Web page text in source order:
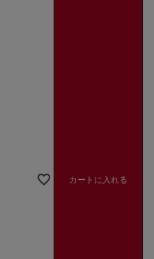
カートに入れる